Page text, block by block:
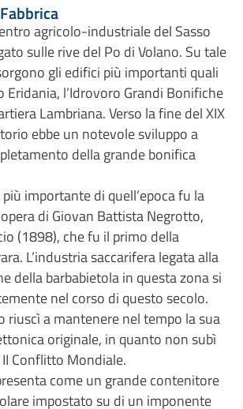
agricolo-industriale del Sasso
sulle rive del Po di Volano. Su tale
gli edifici più importanti quali
Eridania, l’Idrovoro Grandi Bonifiche
Lambriana. Verso la fine del XIX
ebbe un notevole sviluppo a
della grande bonifica
importante di quell’epoca fu la
di Giovan Battista Negrotto,
(1898), che fu il primo della
L’industria saccarifera legata alla
della barbabietola in questa zona si
nel corso di questo secolo.
riuscì a mantenere nel tempo la sua
originale, in quanto non subì
Conflitto Mondiale.
come un grande contenitore
impostato su di un imponente